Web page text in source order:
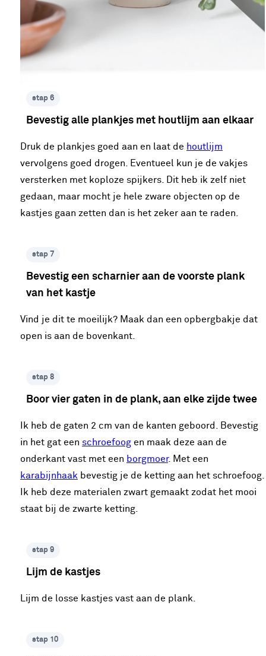
stap 6
Bevestig alle plankjes met houtlijm aan elkaar
Druk de plankjes goed aan en laat de houtlijm
vervolgens goed drogen. Eventueel kun je de vakjes
versterken met koploze spijkers. Dit heb ik zelf niet
gedaan, maar mocht je hele zware objecten op de
kastjes gaan zetten dan is het zeker aan te raden.
stap 7
Bevestig een scharnier aan de voorste plank
van het kastje
Vind je dit te moeilijk? Maak dan een opbergbakje dat
open is aan de bovenkant.
stap 8
Boor vier gaten in de plank, aan elke zijde twee
Ik heb de gaten 2 cm van de kanten geboord. Bevestig
in het gat een schroefoog en maak deze aan de
onderkant vast met een borgmoer. Met een
karabijnhaak bevestig je de ketting aan het schroefoog.
Ik heb deze materialen zwart gemaakt zodat het mooi
staat bij de zwarte ketting.
stap 9
Lijm de kastjes
Lijm de losse kastjes vast aan de plank.
stap 10